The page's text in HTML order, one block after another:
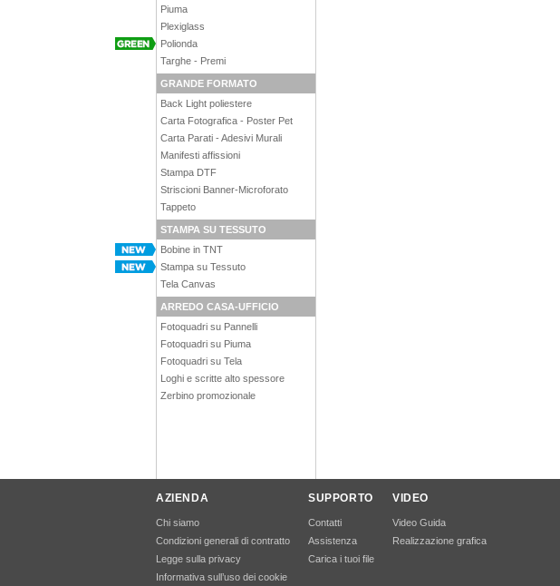
Piuma
Plexiglass
Polionda
Targhe - Premi
GRANDE FORMATO
Back Light poliestere
Carta Fotografica - Poster Pet
Carta Parati - Adesivi Murali
Manifesti affissioni
Stampa DTF
Striscioni Banner-Microforato
Tappeto
STAMPA SU TESSUTO
Bobine in TNT
Stampa su Tessuto
Tela Canvas
ARREDO CASA-UFFICIO
Fotoquadri su Pannelli
Fotoquadri su Piuma
Fotoquadri su Tela
Loghi e scritte alto spessore
Zerbino promozionale
AZIENDA
Chi siamo
Condizioni generali di contratto
Legge sulla privacy
Informativa sull’uso dei cookie
SUPPORTO
Contatti
Assistenza
Carica i tuoi file
VIDEO
Video Guida
Realizzazione grafica